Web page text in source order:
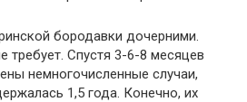
бородавки дочерними.
требует. Спустя 3-6-8 месяцев
немногочисленные случаи,
1,5 года. Конечно, их